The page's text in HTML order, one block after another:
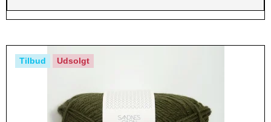
Tilbud Udsolgt